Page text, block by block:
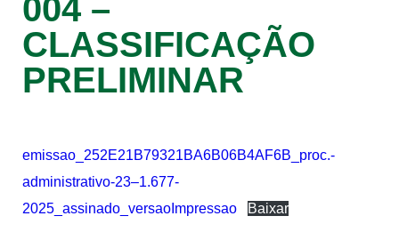
004 –
CLASSIFICAÇÃO
PRELIMINAR
emissao_252E21B79321BA6B06B4AF6B_proc.-
administrativo-23–1.677-
2025_assinado_versaoImpressao
Baixar